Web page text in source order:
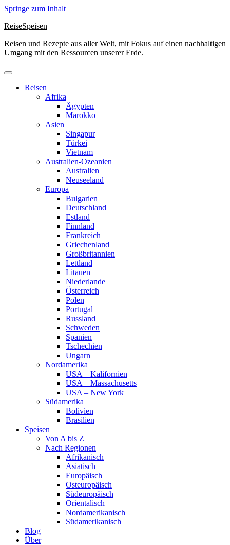
Springe zum Inhalt
ReiseSpeisen
Reisen und Rezepte aus aller Welt, mit Fokus auf einen nachhaltigen
Umgang mit den Ressourcen unserer Erde.
Reisen
Afrika
Ägypten
Marokko
Asien
Singapur
Türkei
Vietnam
Australien-Ozeanien
Australien
Neuseeland
Europa
Bulgarien
Deutschland
Estland
Finnland
Frankreich
Griechenland
Großbritannien
Lettland
Litauen
Niederlande
Österreich
Polen
Portugal
Russland
Schweden
Spanien
Tschechien
Ungarn
Nordamerika
USA – Kalifornien
USA – Massachusetts
USA – New York
Südamerika
Bolivien
Brasilien
Speisen
Von A bis Z
Nach Regionen
Afrikanisch
Asiatisch
Europäisch
Osteuropäisch
Südeuropäisch
Orientalisch
Nordamerikanisch
Südamerikanisch
Blog
Über